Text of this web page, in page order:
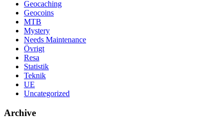
Geocaching
Geocoins
MTB
Mystery
Needs Maintenance
Övrigt
Resa
Statistik
Teknik
UE
Uncategorized
Archive